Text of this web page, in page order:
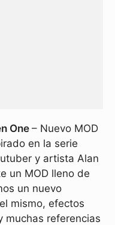
One – Nuevo MOD
en la serie
y artista Alan
un MOD lleno de
un nuevo
mismo, efectos
muchas referencias